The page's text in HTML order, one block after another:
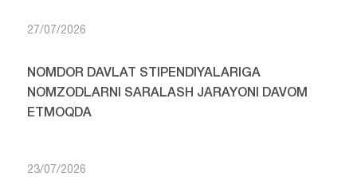
27/07/2026
NOMDOR DAVLAT STIPENDIYALARIGA
NOMZODLARNI SARALASH JARAYONI DAVOM
ETMOQDA
23/07/2026